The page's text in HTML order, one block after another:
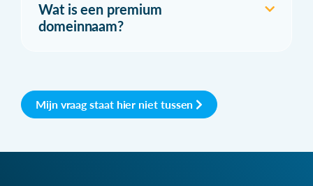
Wat is een premium
domeinnaam?
Mijn vraag staat hier niet tussen